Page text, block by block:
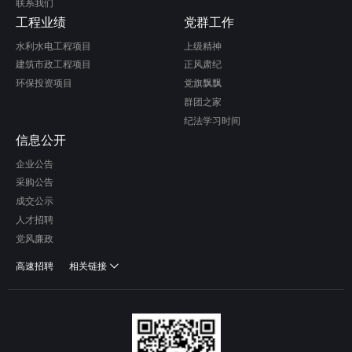
工程业绩
水利水电工程项目
建筑市政工程项目
环保投资项目
党群工作
上级精神
正风肃纪
党旗飘飘
群团之家
纪法学习时间
信息公开
企业公告
采购公告
成交公示
人才招聘
党风廉政
高速招聘 相关链接